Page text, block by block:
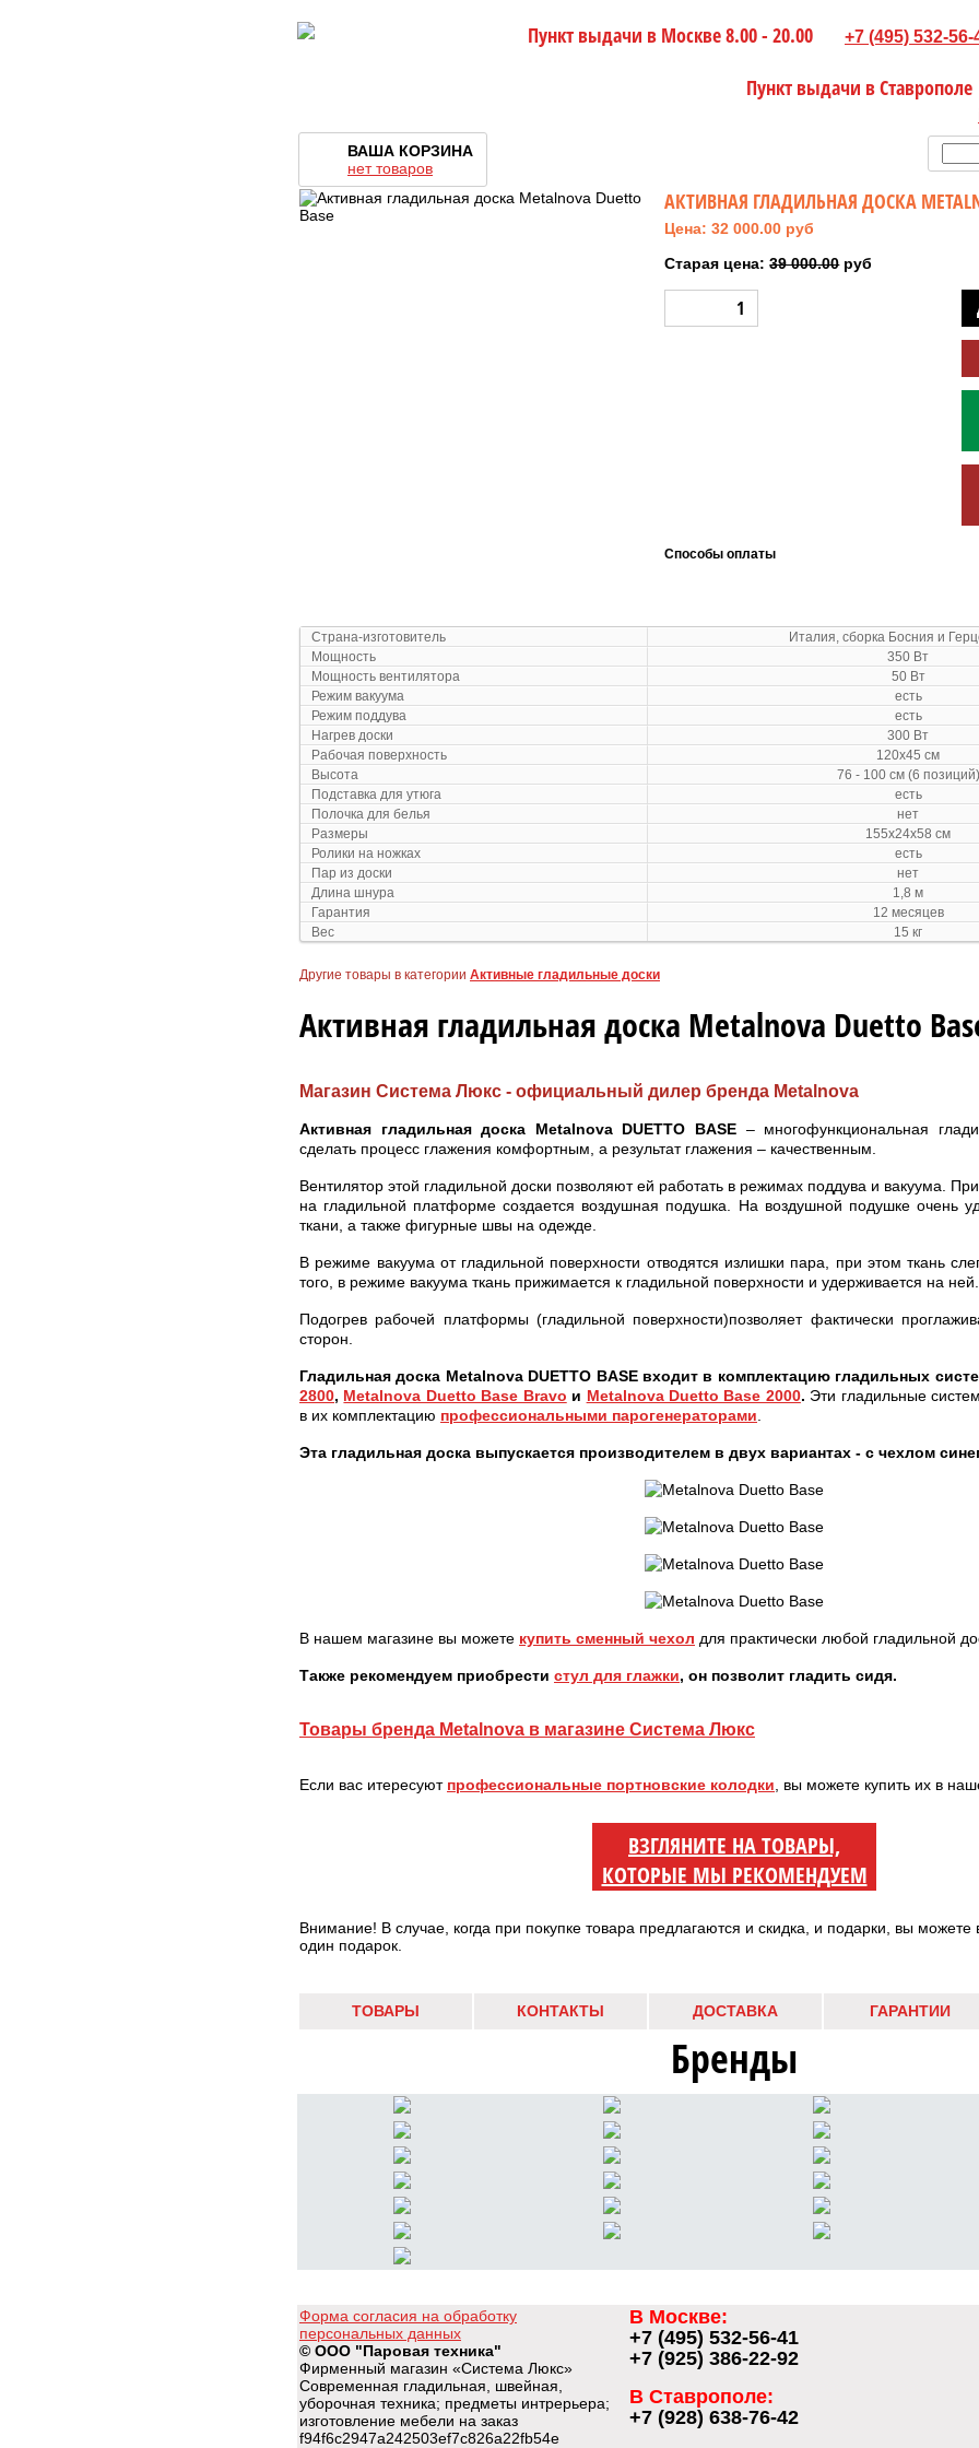
Пункт выдачи в Москве 8.00 - 20.00 +7 (495) 532-56-
Пункт выдачи в Ставрополе
ВАША КОРЗИНА
нет товаров
АКТИВНАЯ ГЛАДИЛЬНАЯ ДОСКА
Цена: 32 000.00 руб
Старая цена:39 000.00руб
Способы оплаты
Страна-изготовитель
Италия, сборка Босния и
Мощность
350 Вт
Мощность вентилятора
50 Вт
Режим вакуума
есть
Режим поддува
есть
Нагрев доски
300 Вт
Рабочая поверхность
120х45 см
Высота
76 - 100 см (6 позиций)
Подставка для утюга
есть
Полочка для белья
нет
Размеры
155х24х58 см
Ролики на ножках
есть
Пар из доски
нет
Длина шнура
1,8 м
Гарантия
12 месяцев
Вес
15 кг
Другие товары в категории Активные гладильные доски
Активная гладильная доска Metalnova Duetto
Магазин Система Люкс - официальный дилер бренда Metalnova
Активная гладильная доска Metalnova DUETTO BASE – многофункциональная
сделать процесс глажения комфортным, а результат глажения – качественным.
Вентилятор этой гладильной доски позволяют ей работать в режимах поддува и вакуума.
на гладильной платформе создается воздушная подушка. На воздушной подушке очень
ткани, а также фигурные швы на одежде.
В режиме вакуума от гладильной поверхности отводятся излишки пара, при этом ткань
того, в режиме вакуума ткань прижимается к гладильной поверхности и удерживается на ней.
Подогрев рабочей платформы (гладильной поверхности)позволяет фактически
сторон.
Гладильная доска Metalnova DUETTO BASE входит в комплектацию гладильных
2800, Metalnova Duetto Base Bravo и Metalnova Duetto Base 2000. Эти гладильные
в их комплектацию профессиональными парогенераторами
Эта гладильная доска выпускается производителем в двух вариантах - с чехлом
В нашем магазине вы можете купить сменный чехол для практически любой гладильной
Также рекомендуем приобрести стул для глажки, он позволит гладить сидя.
Товары бренда Metalnova в магазине Система Люкс
Если вас итересуют профессиональные портновские колодки , вы можете купить их в
ВЗГЛЯНИТЕ НА ТОВАРЫ,
КОТОРЫЕ МЫ РЕКОМЕНДУЕМ
Внимание! В случае, когда при покупке товара предлагаются и скидка, и подарки, вы можете
один подарок.
ТОВАРЫ КОНТАКТЫ ДОСТАВКА ГАРАНТИИ
Бренды
Форма согласия на обработку
персональных данных
© ООО "Паровая техника"
Фирменный магазин «Система Люкс»
Современная гладильная, швейная,
уборочная техника; предметы интрерьера;
изготовление мебели на заказ
f94f6c2947a242503ef7c826a22fb54e
В Москве:
+7 (495) 532-56-41
+7 (925) 386-22-92
В Ставрополе:
+7 (928) 638-76-42